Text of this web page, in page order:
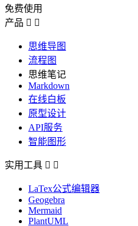
免费使用
产品  
思维导图
流程图
思维笔记
Markdown
在线白板
原型设计
API服务
智能图形
实用工具  
LaTex公式编辑器
Geogebra
Mermaid
PlantUML